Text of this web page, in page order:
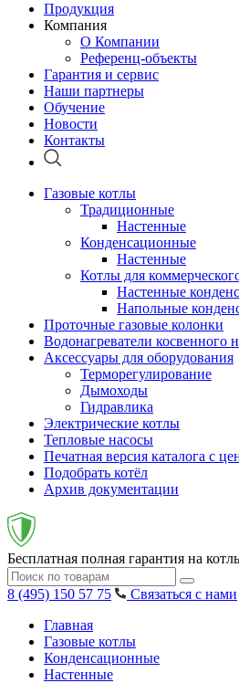
Продукция
Компания
О Компании
Референц-объекты
Гарантия и сервис
Наши партнеры
Обучение
Новости
Контакты
Газовые котлы
Традиционные
Настенные
Конденсационные
Настенные
Котлы для
Настенные
Напольные
Проточные газовые колонки
Водонагреватели косвенного
Аксессуары для оборудования
Терморегулирование
Дымоходы
Гидравлика
Электрические котлы
Тепловые насосы
Печатная версия каталога с
Подобрать котёл
Архив документации
Бесплатная полная гарантия на
8 (495) 150 57 75
Связаться с нами
Главная
Газовые котлы
Конденсационные
Настенные